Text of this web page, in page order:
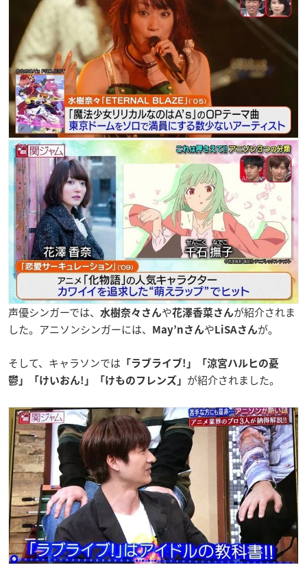
声優シンガーでは、 水樹奈々さんや花澤香菜さんが紹介されま
した。アニソンシンガーには、
May’nさんやLiSAさんが。
そして、キャラソンでは 「ラブライブ!」「涼宮ハルヒの憂
鬱」「けいおん!」「けものフレンズ」 が紹介されました。